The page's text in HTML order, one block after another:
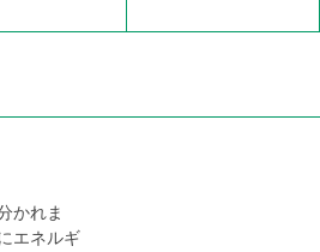
かれま
エネルギ